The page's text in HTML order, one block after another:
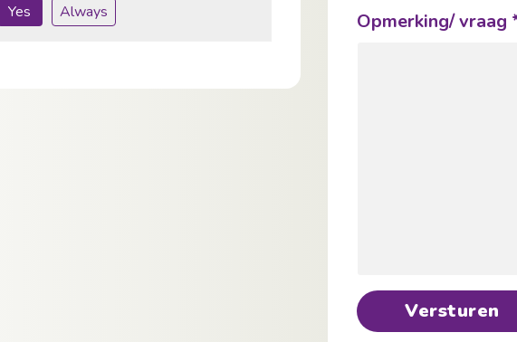
Yes
Always Opmerking/ vraag
Versturen